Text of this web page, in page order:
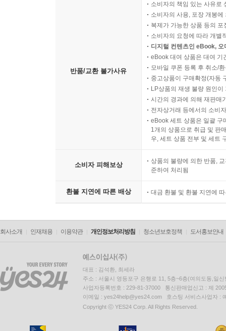
반품/교환 불가사유
소비자의 책임 있는 사유로
소비자의 사용, 포장 개봉
복제가 가능한 상품 등의
소비자의 요청에 따라 개별
디지털 컨텐츠인 eBook,
eBook 대여 상품은 대여 기
모바일 쿠폰 등록 후 취소/
중고상품이 구매확정(자동
LP상품의 재생 불량 원인
시간의 경과에 의해 재판매
전자상거래 등에서의 소비
eBook 세트 상품은 일괄 구
1개의 상품으로 취급 및 판
우, 세트 상품 전부 및 세트
소비자 피해보상
상품의 불량에 의한 반품,
준하여 처리됨
환불 지연에 따른 배상 대금 환불 및 환불 지연에
회사소개 인재채용 이용약관 개인정보처리방침 청소년보호정책 도서홍보안내
대표 : 김석환, 최세라
주소 : 서울시 영등포구 은행로 11, 5층~6층(여의도동,일신
사업자등록번호 : 229-81-37000 통신판매업신고 : 제
이메일 : yes24help@yes24.com 호스팅 서비스사업자 :
Copyright ⓒ YES24 Corp. All Rights Reserved.